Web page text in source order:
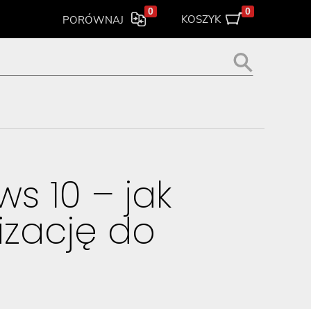
PORÓWNAJ
0
KOSZYK
0
10 – jak
do